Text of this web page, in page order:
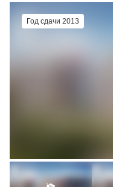
Год сдачи 2013